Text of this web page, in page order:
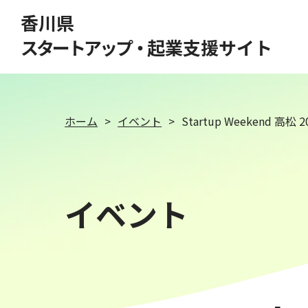
香川県
スタートアップ・起業支援サイト
ホーム イベント Startup Weekend 高松
イベント